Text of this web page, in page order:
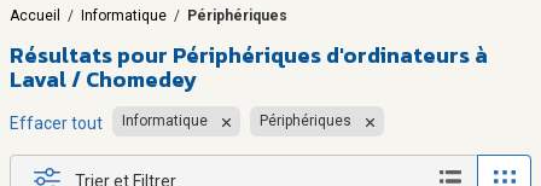
Accueil / Informatique / Périphériques
Résultats pour Périphériques d'ordinateurs à
Laval / Chomedey
Effacer tout Informatique Périphériques
Trier et Filtrer